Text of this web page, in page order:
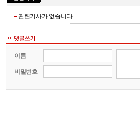
관련기사가 없습니다.
이름
비밀번호